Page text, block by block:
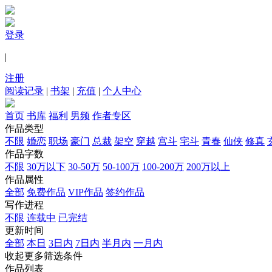
登录
|
注册
阅读记录 | 书架 | 充值 | 个人中心
首页 书库 福利 男频 作者专区
作品类型
不限 婚恋 职场 豪门 总裁 架空 穿越 宫斗 宅斗 青春 仙侠 修真
作品字数
不限 30万以下 30-50万 50-100万 100-200万 200万以上
作品属性
全部 免费作品 VIP作品 签约作品
写作进程
不限 连载中 已完结
更新时间
全部 本日 3日内 7日内 半月内 一月内
收起更多筛选条件
作品列表